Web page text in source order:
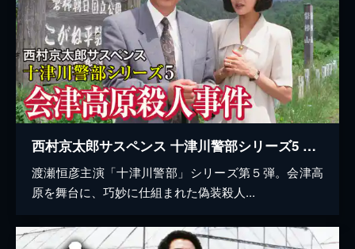
西村京太郎サスペンス 十津川警部シリーズ5 会津高原殺人事件
渡瀬恒彦主演「十津川警部」シリーズ第５弾。会津高
原を舞台に、巧妙に仕組まれた偽装殺人...